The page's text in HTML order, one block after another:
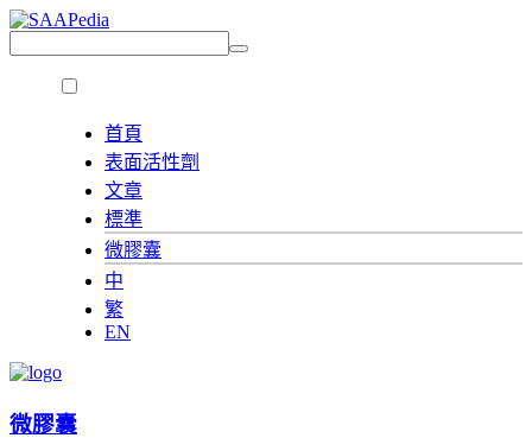
首頁
表面活性劑
文章
標準
微膠囊
中
繁
EN
微膠囊